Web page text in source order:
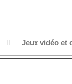
Jeux vidéo et